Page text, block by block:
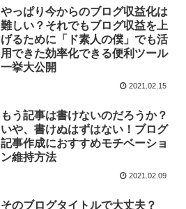
やっぱり今からのブログ収益化は
難しい？それでもブログ収益を上
げるために「ド素人の僕」でも活
用できた効率化できる便利ツール
一挙大公開
2021.02.15
もう記事は書けないのだろうか？
いや、書けぬはずはない！ブログ
記事作成におすすめモチベーショ
ン維持方法
2021.02.09
そのブログタイトルで大丈夫？